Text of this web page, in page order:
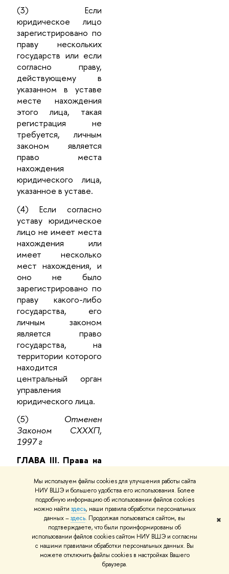
Мы используем файлы cookies для улучшения работы сайта
НИУ ВШЭ и большего удобства его использования. Более
подробную информацию об использовании файлов cookies
можно найти здесь, наши правила обработки персональных
данных –здесь. Продолжая пользоваться сайтом, вы
подтверждаете, что были проинформированы об
использовании файлов cookies сайтом НИУ ВШЭ и согласны
с нашими правилами обработки персональных данных. Вы
можете отключить файлы cookies в настройках Вашего
браузера.
✖
(3) Если
юридическое лицо
зарегистрировано по
праву нескольких
государств или если
согласно праву,
действующему в
указанном в уставе
месте нахождения
этого лица, такая
регистрация не
требуется, личным
законом является
право места
нахождения
юридического лица,
указанное в уставе.
(4) Если согласно
уставу юридическое
лицо не имеет места
нахождения или
имеет несколько
мест нахождения, и
оно не было
зарегистрировано по
праву какого-либо
государства, его
личным законом
является право
государства, на
территории которого
находится
центральный орган
управления
юридического лица.
(5) Отменен
Законом СХХХП,
1997 г
ГЛАВА III. Права на
умственного
труда
Авторское право
§ 19. Авторские
права регулируются
правом государства,